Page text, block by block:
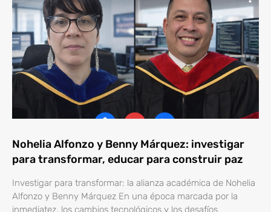
Nohelia Alfonzo y Benny Márquez: investigar
para transformar, educar para construir paz
Investigar para transformar: la alianza académica de Nohelia
Alfonzo y Benny Márquez En una época marcada por la
inmediatez, los cambios tecnológicos y los desafíos